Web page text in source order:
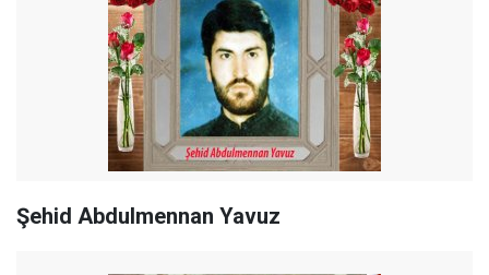
Şehid Abdulmennan Yavuz